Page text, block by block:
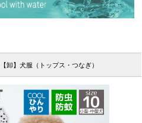
【卸】犬服（トップス・つなぎ）